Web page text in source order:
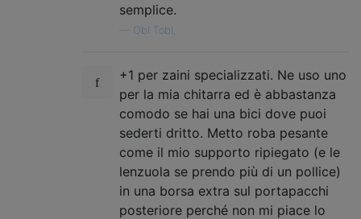
semplice.
Obl Tobl,
+1 per zaini specializzati. Ne uso uno
per la mia chitarra ed è abbastanza
comodo se hai una bici dove puoi
sederti dritto. Metto roba pesante
come il mio supporto ripiegato (e le
lenzuola se prendo più di un pollice)
in una borsa extra sul portapacchi
posteriore perché non mi piace lo